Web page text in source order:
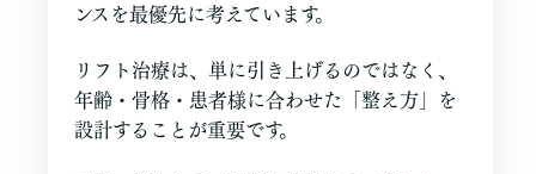
ンスを最優先に考えています。
リフト治療は、単に引き上げるのではなく、
年齢・骨格・患者様に合わせた「整え方」を
設計することが重要です。